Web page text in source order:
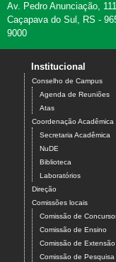
Av. Pedro Anunciação,
Caçapava do Sul, RS -
9000
Institucional
Conselho de Campus
Agenda de Reuniões
Atas
Coordenação Acadêmica
Secretaria Acadêmica
NuDE
Biblioteca
Laboratórios
Direção
Comissões locais
Comissão de
Comissão de Ensino
Comissão de Extensão
Comissão de Pesquisa